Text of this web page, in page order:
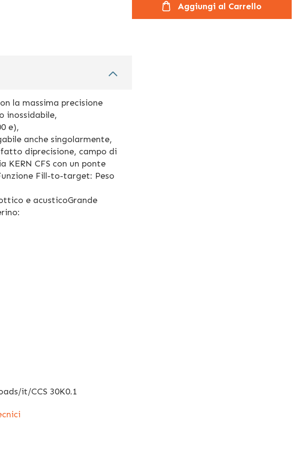
Aggiungi al Carrello
la massima precisione
inossidabile,
e),
anche singolarmente,
diprecisione, campo di
CFS con un ponte
Fill-to-target: Peso
e acusticoGrande
it/CCS 30K0.1